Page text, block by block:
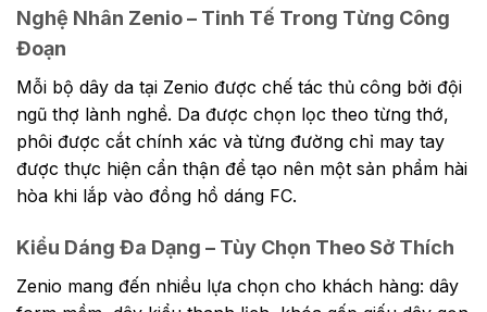
Nghệ Nhân Zenio – Tinh Tế Trong Từng Công
Đoạn
Mỗi bộ dây da tại Zenio được chế tác thủ công bởi đội
ngũ thợ lành nghề. Da được chọn lọc theo từng thớ,
phôi được cắt chính xác và từng đường chỉ may tay
được thực hiện cẩn thận để tạo nên một sản phẩm hài
hòa khi lắp vào đồng hồ dáng FC.
Kiểu Dáng Đa Dạng – Tùy Chọn Theo Sở Thích
Zenio mang đến nhiều lựa chọn cho khách hàng: dây